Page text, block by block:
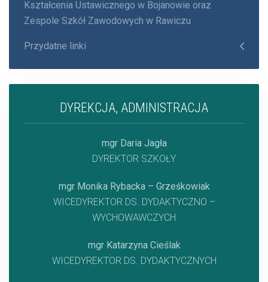
Kształcenia Ustawicznego w Bojanowie oraz
Zespole Szkół Zawodowych w Rawiczu
Przydatne linki
DYREKCJA, ADMINISTRACJA
mgr Daria Jagła
DYREKTOR SZKOŁY
mgr Monika Rybacka – Grześkowiak
WICEDYREKTOR DS. DYDAKTYCZNO –
WYCHOWAWCZYCH
mgr Katarzyna Cieślak
WICEDYREKTOR DS. DYDAKTYCZNYCH